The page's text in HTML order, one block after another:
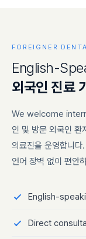
FOREIGNER
English-Spe
외 국인 진료
We welcome
인 및 방문 외국인 환
의료진을 운영합니다
언어 장벽 없이 편안
English-
Direct